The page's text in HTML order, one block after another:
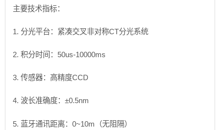
主要技术指标：
1. 分光平台：紧凑交叉非对称CT分光系统
2. 积分时间：50us-10000ms
3. 传感器：高精度CCD
4. 波长准确度：±0.5nm
5. 蓝牙通讯距离：0~10m（无阻隔）